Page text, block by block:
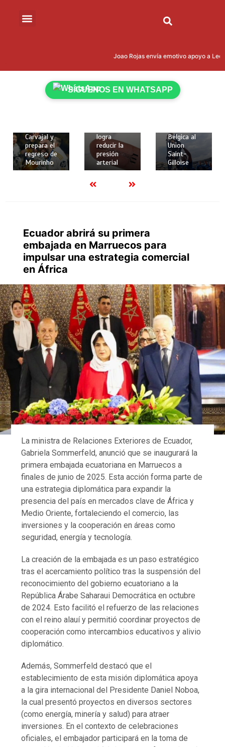
Joao Rojas envía emotivo apoyo a
SÍGUENOS EN WHATSAPP
2 mins
Carvajal y
prepara el
regreso de
Mourinho
2 mins
Crean
logra
reducir la
presión
arterial
de 2026
2 mins
Rodríguez
brilló con
gol y
Bélgica al
Union
Saint-
Gilloise
Ecuador abrirá su primera
embajada en Marruecos para
impulsar una estrategia comercial
en África
La ministra de Relaciones Exteriores de Ecuador,
Gabriela Sommerfeld, anunció que se inaugurará la
primera embajada ecuatoriana en Marruecos a
finales de junio de 2025. Esta acción forma parte de
una estrategia diplomática para expandir la
presencia del país en mercados clave de África y
Medio Oriente, fortaleciendo el comercio, las
inversiones y la cooperación en áreas como
seguridad, energía y tecnología.
La creación de la embajada es un paso estratégico
tras el acercamiento político tras la suspensión del
reconocimiento del gobierno ecuatoriano a la
República Árabe Saharaui Democrática en octubre
de 2024. Esto facilitó el refuerzo de las relaciones
con el reino alauí y permitió coordinar proyectos de
cooperación como intercambios educativos y alivio
diplomático.
Además, Sommerfeld destacó que el
establecimiento de esta misión diplomática apoya
a la gira internacional del Presidente Daniel Noboa,
la cual presentó proyectos en diversos sectores
(como energía, minería y salud) para atraer
inversiones. En el contexto de celebraciones
oficiales, el embajador participará en la toma de